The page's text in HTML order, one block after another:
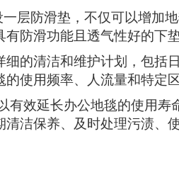
层防滑垫，不仅可以增加
防滑功能且透气性好的下
的清洁和维护计划，包括
使用频率、人流量和特定
有效延长办公地毯的使用
洁保养、及时处理污渍